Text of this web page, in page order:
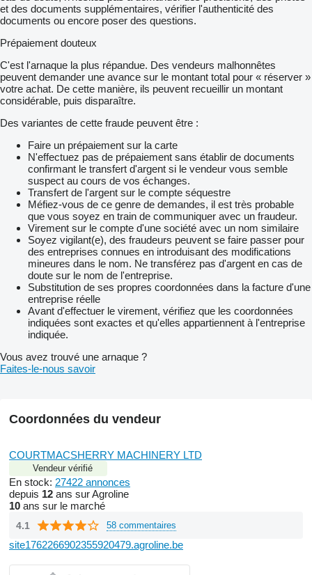
et des documents supplémentaires, vérifier l'authenticité des
documents ou encore poser des questions.
Prépaiement douteux
C'est l'arnaque la plus répandue. Des vendeurs malhonnêtes
peuvent demander une avance sur le montant total pour « réserver »
votre achat. De cette manière, ils peuvent recueillir un montant
considérable, puis disparaître.
Des variantes de cette fraude peuvent être :
Faire un prépaiement sur la carte
N'effectuez pas de prépaiement sans établir de documents
confirmant le transfert d'argent si le vendeur vous semble
suspect au cours de vos échanges.
Transfert de l'argent sur le compte séquestre
Méfiez-vous de ce genre de demandes, il est très probable
que vous soyez en train de communiquer avec un fraudeur.
Virement sur le compte d'une société avec un nom similaire
Soyez vigilant(e), des fraudeurs peuvent se faire passer pour
des entreprises connues en introduisant des modifications
mineures dans le nom. Ne transférez pas d'argent en cas de
doute sur le nom de l'entreprise.
Substitution de ses propres coordonnées dans la facture d'une
entreprise réelle
Avant d'effectuer le virement, vérifiez que les coordonnées
indiquées sont exactes et qu'elles appartiennent à l'entreprise
indiquée.
Vous avez trouvé une arnaque ?
Faites-le-nous savoir
Coordonnées du vendeur
COURTMACSHERRY MACHINERY LTD
Vendeur vérifié
En stock: 27422 annonces
depuis 12 ans sur Agroline
10 ans sur le marché
4.1 58 commentaires
site1762266902355920479.agroline.be